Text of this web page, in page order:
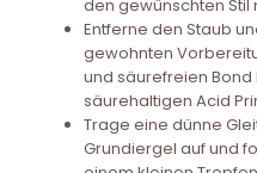
den gewünschten Stil
Entferne den Staub
gewohnten
und säurefreien
säurehaltigen Acid
Trage eine dünne
Grundiergel auf und